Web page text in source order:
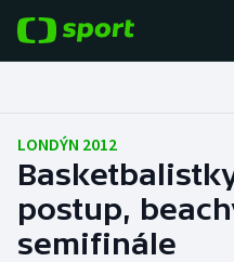
Fotbal
Hokej
Tenis
LONDÝN 2012
postup,
semifinále